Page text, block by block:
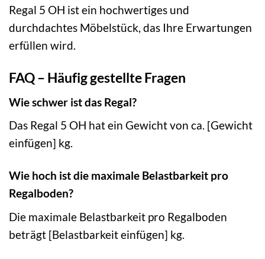
Regal 5 OH ist ein hochwertiges und
durchdachtes Möbelstück, das Ihre Erwartungen
erfüllen wird.
FAQ – Häufig gestellte Fragen
Wie schwer ist das Regal?
Das Regal 5 OH hat ein Gewicht von ca. [Gewicht
einfügen] kg.
Wie hoch ist die maximale Belastbarkeit pro
Regalboden?
Die maximale Belastbarkeit pro Regalboden
beträgt [Belastbarkeit einfügen] kg.